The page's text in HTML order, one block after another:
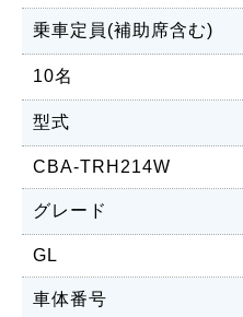
乗車定員(補助席含む)
10名
型式
CBA-TRH214W
グレード
GL
車体番号